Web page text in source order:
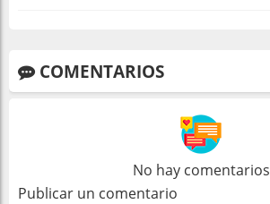
COMENTARIOS
No hay comentarios
Publicar un comentario